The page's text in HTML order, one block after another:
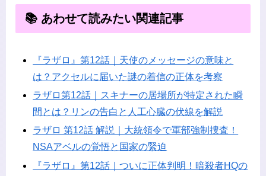
📚 あわせて読みたい関連記事
『ラザロ』第12話｜天使のメッセージの意味と
は？アクセルに届いた謎の着信の正体を考察
ラザロ第12話｜スキナーの居場所が特定された瞬
間とは？リンの告白と人工心臓の伏線を解説
ラザロ 第12話 解説｜大統領令で軍部強制捜査！
NSAアベルの覚悟と国家の緊迫
『ラザロ』第12話｜ついに正体判明！暗殺者HQの